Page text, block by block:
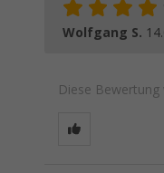
Wolfgang S.
Diese